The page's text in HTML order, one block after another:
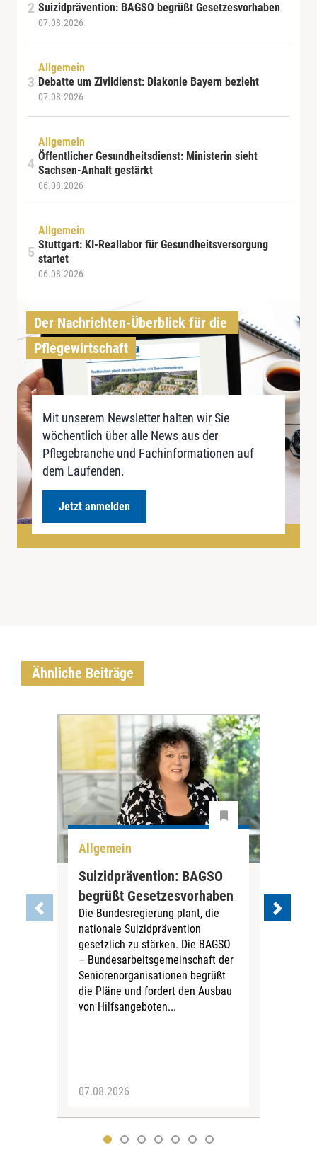
Suizidprävention: BAGSO begrüßt Gesetzesvorhaben
07.08.2026
Allgemein
Debatte um Zivildienst: Diakonie Bayern bezieht
07.08.2026
Allgemein
Öffentlicher Gesundheitsdienst: Ministerin sieht
Sachsen-Anhalt gestärkt
06.08.2026
Allgemein
Stuttgart: KI-Reallabor für Gesundheitsversorgung
startet
06.08.2026
Der Nachrichten-Überblick für die
Pflegewirtschaft
Mit unserem Newsletter halten wir Sie
wöchentlich über alle News aus der
Pflegebranche und Fachinformationen auf
dem Laufenden.
Jetzt anmelden
Ähnliche Beiträge
Allgemein
Suizidprävention: BAGSO
begrüßt Gesetzesvorhaben
Die Bundesregierung plant, die
nationale Suizidprävention
gesetzlich zu stärken. Die BAGSO
– Bundesarbeitsgemeinschaft der
Seniorenorganisationen begrüßt
die Pläne und fordert den Ausbau
von Hilfsangeboten...
07.08.2026